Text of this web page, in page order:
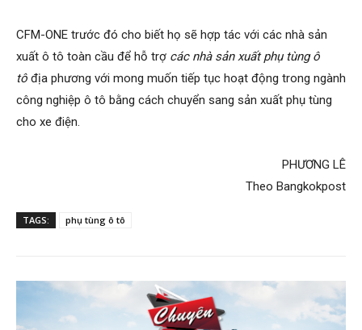
CFM-ONE trước đó cho biết họ sẽ hợp tác với các nhà sản
xuất ô tô toàn cầu để hỗ trợ các nhà sản xuất phụ tùng ô
tô địa phương với mong muốn tiếp tục hoạt động trong ngành
công nghiệp ô tô bằng cách chuyển sang sản xuất phụ tùng
cho xe điện.
PHƯƠNG LÊ
Theo Bangkokpost
TAGS: phụ tùng ô tô